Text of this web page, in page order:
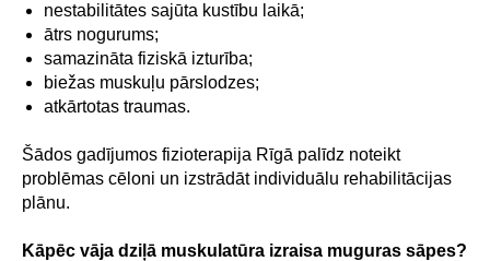
nestabilitātes sajūta kustību laikā;
ātrs nogurums;
samazināta fiziskā izturība;
biežas muskuļu pārslodzes;
atkārtotas traumas.
Šādos gadījumos fizioterapija Rīgā palīdz noteikt
problēmas cēloni un izstrādāt individuālu rehabilitācijas
plānu.
Kāpēc vāja dziļā muskulatūra izraisa muguras sāpes?